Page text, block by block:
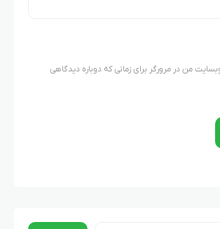
من در مرورگر برای زمانی که دوباره دیدگاهی